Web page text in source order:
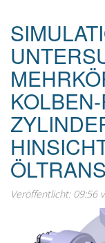
Veröffentlicht: 09:56